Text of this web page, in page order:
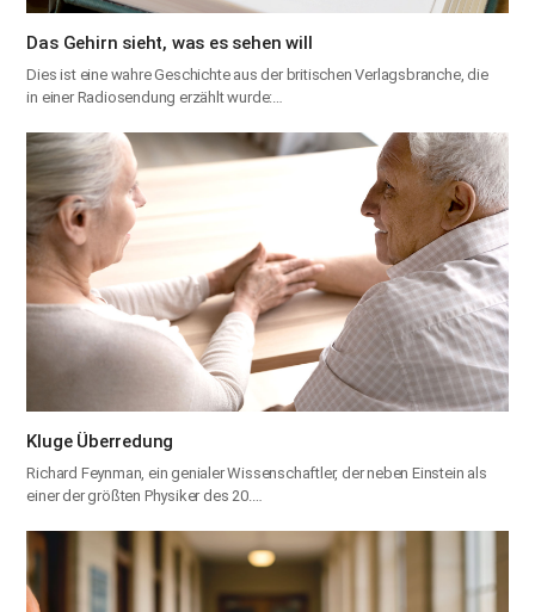
Das Gehirn sieht, was es sehen will
Dies ist eine wahre Geschichte aus der britischen Verlagsbranche, die
in einer Radiosendung erzählt wurde:…
Kluge Überredung
Richard Feynman, ein genialer Wissenschaftler, der neben Einstein als
einer der größten Physiker des 20.…